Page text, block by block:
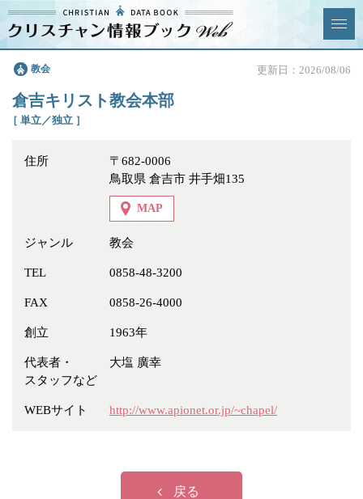
クリスチャン
情報ブックとは
News & Topics
よくあるご質問
教会
特別集会奉仕者
冠婚葬祭
教会 更新日：2026/08/06
倉吉キリスト教会本部
［ 単立／独立 ］
住所
〒682-0006
鳥取県 倉吉市 井手畑135
MAP
ジャンル 教会
TEL 0858-48-3200
FAX 0858-26-4000
創立 1963年
代表者・
スタッフなど
大塩 廣幸
WEBサイト http://www.apionet.or.jp/~chapel/
戻る